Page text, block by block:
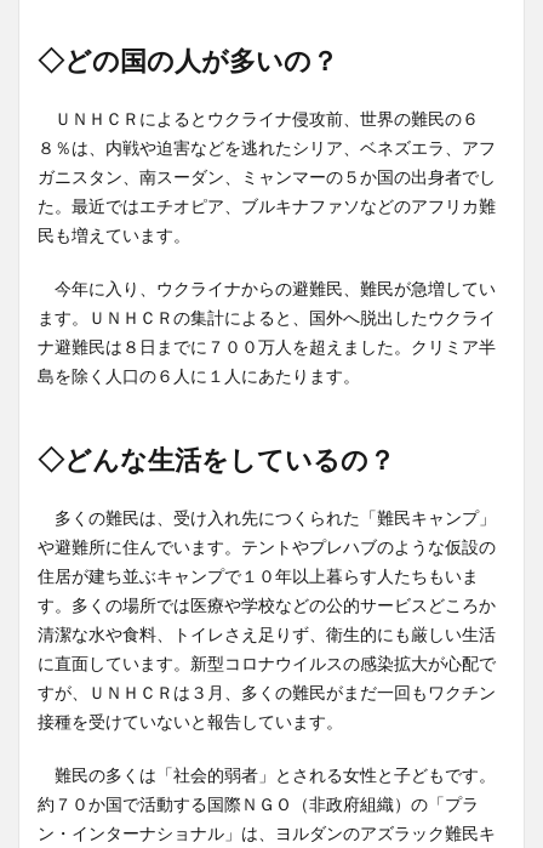
◇どの国の人が多いの？
ＵＮＨＣＲによるとウクライナ侵攻前、世界の難民の６
８％は、内戦や迫害などを逃れたシリア、ベネズエラ、アフ
ガニスタン、南スーダン、ミャンマーの５か国の出身者でし
た。最近ではエチオピア、ブルキナファソなどのアフリカ難
民も増えています。
今年に入り、ウクライナからの避難民、難民が急増してい
ます。ＵＮＨＣＲの集計によると、国外へ脱出したウクライ
ナ避難民は８日までに７００万人を超えました。クリミア半
島を除く人口の６人に１人にあたります。
◇どんな生活をしているの？
多くの難民は、受け入れ先につくられた「難民キャンプ」
や避難所に住んでいます。テントやプレハブのような仮設の
住居が建ち並ぶキャンプで１０年以上暮らす人たちもいま
す。多くの場所では医療や学校などの公的サービスどころか
清潔な水や食料、トイレさえ足りず、衛生的にも厳しい生活
に直面しています。新型コロナウイルスの感染拡大が心配で
すが、ＵＮＨＣＲは３月、多くの難民がまだ一回もワクチン
接種を受けていないと報告しています。
難民の多くは「社会的弱者」とされる女性と子どもです。
約７０か国で活動する国際ＮＧＯ（非政府組織）の「プラ
ン・インターナショナル」は、ヨルダンのアズラック難民キ